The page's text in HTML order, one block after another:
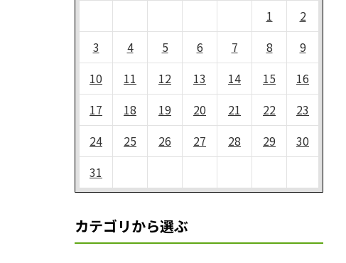
1
2
3
4 5 6 7 8
9
10
11 12 13 14 15
16
17
18 19 20 21 22
23
24
25 26 27 28 29
30
31
カテゴリから選ぶ